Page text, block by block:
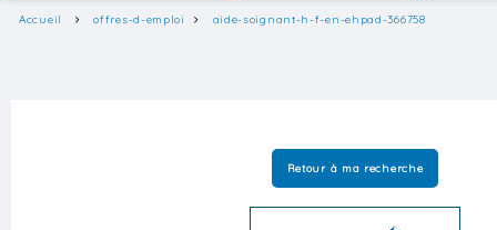
Accueil offres-d-emploi aide-soignant-h-f-en-ehpad-366758
Retour à ma recherche